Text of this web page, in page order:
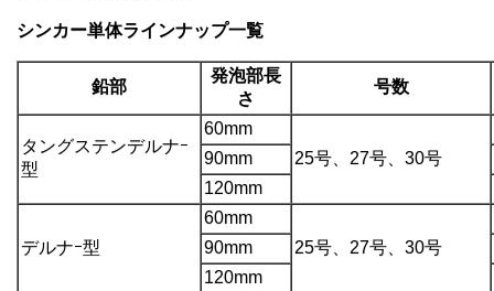
シンカー単体ラインナップ一覧
鉛部
発泡部長
さ
号数
タングステンデルナｰ
型
60mm
25号、27号、30号
90mm
120mm
デルナｰ型
60mm
25号、27号、30号
90mm
120mm